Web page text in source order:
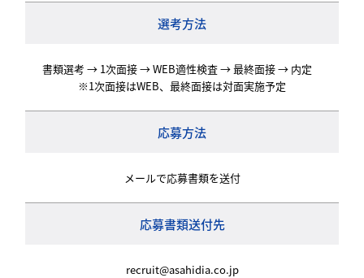
選考方法
書類選考 → 1次面接 → WEB適性検査 → 最終面接 → 内定
※1次面接はWEB、最終面接は対面実施予定
応募方法
メールで応募書類を送付
応募書類送付先
recruit@asahidia.co.jp